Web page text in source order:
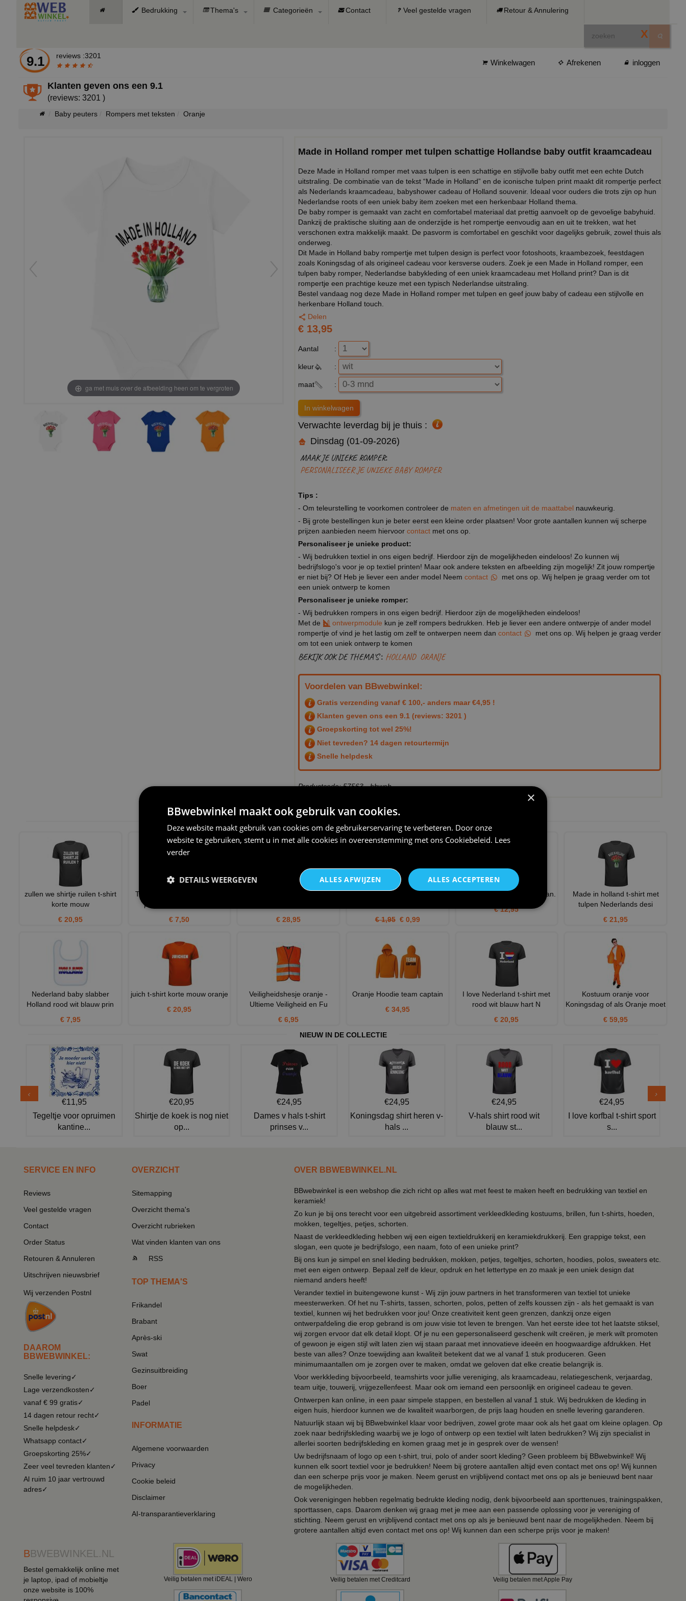
Bedrukking Thema's Categorieën Contact Veel gestelde vragen Retour & Annulering
X
9.1 reviews :3201
Winkelwagen Afrekenen inloggen
Klanten geven ons een9.1
(reviews: 3201 )
Baby peuters Rompers met teksten Oranje
ga met muis over de afbeelding heen om te vergroten
Made in Holland romper met tulpen schattige Hollandse baby outfit kraamcadeau
Deze Made in Holland romper met vaas tulpen is een schattige en stijlvolle baby outfit met een echte Dutch
uitstraling. De combinatie van de tekst “Made in Holland” en de iconische tulpen print maakt dit rompertje perfect
als Nederlands kraamcadeau, babyshower cadeau of Holland souvenir. Ideaal voor ouders die trots zijn op hun
Nederlandse roots of een uniek baby item zoeken met een herkenbaar Holland thema.
De baby romper is gemaakt van zacht en comfortabel materiaal dat prettig aanvoelt op de gevoelige babyhuid.
Dankzij de praktische sluiting aan de onderzijde is het rompertje eenvoudig aan en uit te trekken, wat het
verschonen extra makkelijk maakt. De pasvorm is comfortabel en geschikt voor dagelijks gebruik, zowel thuis als
onderweg.
Dit Made in Holland baby rompertje met tulpen design is perfect voor fotoshoots, kraambezoek, feestdagen
zoals Koningsdag of als origineel cadeau voor kersverse ouders. Zoek je een Made in Holland romper, een
tulpen baby romper, Nederlandse babykleding of een uniek kraamcadeau met Holland print? Dan is dit
rompertje een prachtige keuze met een typisch Nederlandse uitstraling.
Bestel vandaag nog deze Made in Holland romper met tulpen en geef jouw baby of cadeau een stijlvolle en
herkenbare Holland touch.
Delen
€ 13,95
Aantal :
kleur :
maat :
Verwachte leverdag bij je thuis :
Dinsdag (01-09-2026)
MAAK JE UNIEKE ROMPER:
PERSONALISEER JE UNIEKE BABY ROMPER
Tips :
- Om teleurstelling te voorkomen controleer de maten en afmetingen uit de maattabel nauwkeurig.
- Bij grote bestellingen kun je beter eerst een kleine order plaatsen! Voor grote aantallen kunnen wij scherpe
prijzen aanbieden neem hiervoor contact met ons op.
Personaliseer je unieke product:
- Wij bedrukken textiel in ons eigen bedrijf. Hierdoor zijn de mogelijkheden eindeloos! Zo kunnen wij
bedrijfslogo's voor je op textiel printen! Maar ook andere teksten en afbeelding zijn mogelijk! Zit jouw rompertje
er niet bij? Of Heb je liever een ander model Neem contact
met ons op. Wij helpen je graag verder om tot
een uniek ontwerp te komen
Personaliseer je unieke romper:
- Wij bedrukken rompers in ons eigen bedrijf. Hierdoor zijn de mogelijkheden eindeloos!
Met de
ontwerpmodule kun je zelf rompers bedrukken. Heb je liever een andere ontwerpje of ander model
rompertje of vind je het lastig om zelf te ontwerpen neem dan contact
met ons op. Wij helpen je graag verder
om tot een uniek ontwerp te komen
BEKIJK OOK DE THEMA'S : HOLLAND ORANJE
Voordelen van BBwebwinkel:
Gratis verzending vanaf € 100,- anders maar €4,95 !
Klanten geven ons een 9.1 (reviews: 3201 )
Groepskorting tot wel 25%!
Niet tevreden? 14 dagen retourtermijn
Snelle helpdesk
Productcode: 57563 - bbweb
zullen we shirtje ruilen t-shirt
korte mouw
€ 20,95
T-shirt voor mannen oranje
personaliseren T-shirt
€ 7,50
€ 28,95
€ 1,95€ 0,99
Voetbal petje 100% oranje fan.
€ 12,95
Made in holland t-shirt met
tulpen Nederlands desi
€ 21,95
Nederland baby slabber
Holland rood wit blauw prin
€ 7,95
juich t-shirt korte mouw oranje
€ 20,95
Veiligheidshesje oranje -
Ultieme Veiligheid en Fu
€ 6,95
Oranje Hoodie team captain
€ 34,95
I love Nederland t-shirt met
rood wit blauw hart N
€ 20,95
Kostuum oranje voor
Koningsdag of als Oranje moet
€ 59,95
NIEUW IN DE COLLECTIE
€11,95
Tegeltje voor opruimen
kantine...
€20,95
Shirtje de koek is nog niet
op...
€24,95
Dames v hals t-shirt
prinses v...
€24,95
Koningsdag shirt heren v-
hals ...
€24,95
V-hals shirt rood wit
blauw st...
€24,95
I love korfbal t-shirt sport
s...
SERVICE EN INFO
Reviews
Veel gestelde vragen
Contact
Order Status
Retouren & Annuleren
Uitschrijven nieuwsbrief
Wij verzenden Postnl
DAAROM
BBWEBWINKEL:
Snelle levering✓
Lage verzendkosten✓
vanaf € 99 gratis✓
14 dagen retour recht✓
Snelle helpdesk✓
Whatsapp contact✓
Groepskorting 25%✓
Zeer veel tevreden klanten✓
Al ruim 10 jaar vertrouwd
adres✓
OVERZICHT
Sitemapping
Overzicht thema's
Overzicht rubrieken
Wat vinden klanten van ons
RSS
TOP THEMA'S
Frikandel
Brabant
Après-ski
Swat
Gezinsuitbreiding
Boer
Padel
INFORMATIE
Algemene voorwaarden
Privacy
Cookie beleid
Disclaimer
AI-transparantieverklaring
OVER BBWEBWINKEL.NL
BBwebwinkel is een webshop die zich richt op alles wat met feest te maken heeft en bedrukking van textiel en
keramiek!
Zo kun je bij ons terecht voor een uitgebreid assortiment verkleedkleding kostuums, brillen, fun t-shirts, hoeden,
mokken, tegeltjes, petjes, schorten.
Naast de verkleedkleding hebben wij een eigen textieldrukkerij en keramiekdrukkerij. Een grappige tekst, een
slogan, een quote je bedrijfslogo, een naam, foto of een unieke print?
Bij ons kun je simpel en snel kleding bedrukken, mokken, petjes, tegeltjes, schorten, hoodies, polos, sweaters etc.
met een eigen ontwerp. Bepaal zelf de kleur, opdruk en het lettertype en zo maak je een uniek design dat
niemand anders heeft!
Verander textiel in buitengewone kunst - Wij zijn jouw partners in het transformeren van textiel tot unieke
meesterwerken. Of het nu T-shirts, tassen, schorten, polos, petten of zelfs koussen zijn - als het gemaakt is van
textiel, kunnen wij het bedrukken voor jou! Onze creativiteit kent geen grenzen, dankzij onze eigen
ontwerpafdeling die erop gebrand is om jouw visie tot leven te brengen. Van het eerste idee tot het laatste stiksel,
wij zorgen ervoor dat elk detail klopt. Of je nu een gepersonaliseerd geschenk wilt creëren, je merk wilt promoten
of gewoon je eigen stijl wilt laten zien wij staan paraat met innovatieve ideeën en hoogwaardige afdrukken. Het
beste van alles? Onze toewijding aan kwaliteit betekent dat we al vanaf 1 stuk produceren. Geen
minimumaantallen om je zorgen over te maken, omdat we geloven dat elke creatie belangrijk is.
Voor werkkleding bijvoorbeeld, teamshirts voor jullie vereniging, als kraamcadeau, relatiegeschenk, verjaardag,
team uitje, touwerij, vrijgezellenfeest. Maar ook om iemand een persoonlijk en origineel cadeau te geven.
Ontwerpen kan online, in een paar simpele stappen, en bestellen al vanaf 1 stuk. Wij bedrukken de kleding in
eigen huis, hierdoor kunnen we de kwaliteit waarborgen, de prijs laag houden en snelle levering garanderen.
Natuurlijk staan wij bij BBwebwinkel klaar voor bedrijven, zowel grote maar ook als het gaat om kleine oplagen. Op
zoek naar bedrijfskleding waarbij we je logo of ontwerp op een textiel wilt laten bedrukken? Wij zijn specialist in
allerlei soorten bedrijfskleding en komen graag met je in gesprek over de wensen!
Uw bedrijfsnaam of logo op een t-shirt, trui, polo of ander soort kleding? Geen probleem bij BBwebwinkel! Wij
kunnen elk soort textiel voor je bedrukken! Neem bij grotere aantallen altijd even contact met ons op! Wij kunnen
dan een scherpe prijs voor je maken. Neem gerust en vrijblijvend contact met ons op als je benieuwd bent naar
de mogelijkheden.
Ook verenigingen hebben regelmatig bedrukte kleding nodig, denk bijvoorbeeld aan sporttenues, trainingspakken,
sporttassen, caps. Daarom denken wij graag met je mee aan een passende oplossing voor je vereniging of
stichting. Neem gerust en vrijblijvend contact met ons op als je benieuwd bent naar de mogelijkheden. Neem bij
grotere aantallen altijd even contact met ons op! Wij kunnen dan een scherpe prijs voor je maken!
BBWEBWINKEL.NL
Bestel gemakkelijk online met
je laptop, ipad of mobieltje
onze website is 100%
Veilig betalen met iDEAL | Wero Veilig betalen met Creditcard Veilig betalen met Apple Pay
×
BBwebwinkel maakt ook gebruik van cookies.
Deze website maakt gebruik van cookies om de gebruikerservaring te verbeteren. Door onze
website te gebruiken, stemt u in met alle cookies in overeenstemming met ons Cookiebeleid. Lees
verder
ALLES ACCEPTEREN
ALLES AFWIJZEN
DETAILS WEERGEVEN